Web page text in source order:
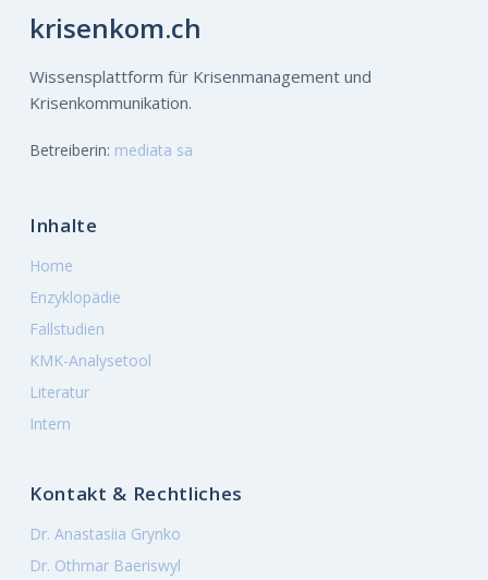
krisenkom.ch
Wissensplattform für Krisenmanagement und
Krisenkommunikation.
Betreiberin: mediata sa
Inhalte
Home
Enzyklopädie
Fallstudien
KMK-Analysetool
Literatur
Intern
Kontakt & Rechtliches
Dr. Anastasiia Grynko
Dr. Othmar Baeriswyl